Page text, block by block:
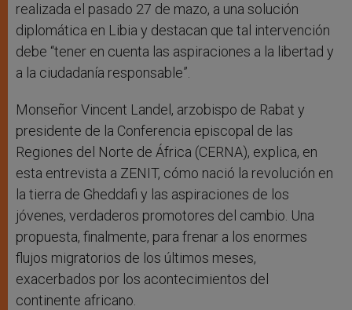
realizada el pasado 27 de mazo, a una solución
diplomática en Libia y destacan que tal intervención
debe “tener en cuenta las aspiraciones a la libertad y
a la ciudadanía responsable”.
Monseñor Vincent Landel, arzobispo de Rabat y
presidente de la Conferencia episcopal de las
Regiones del Norte de África (CERNA), explica, en
esta entrevista a ZENIT, cómo nació la revolución en
la tierra de Gheddafi y las aspiraciones de los
jóvenes, verdaderos promotores del cambio. Una
propuesta, finalmente, para frenar a los enormes
flujos migratorios de los últimos meses,
exacerbados por los acontecimientos del
continente africano.